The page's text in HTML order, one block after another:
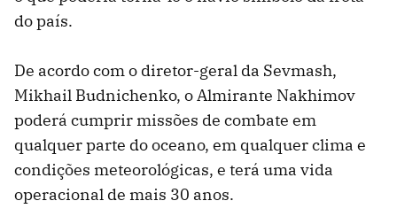
do país.
De acordo com o diretor-geral da Sevmash,
Mikhail Budnichenko, o Almirante Nakhimov
poderá cumprir missões de combate em
qualquer parte do oceano, em qualquer clima e
condições meteorológicas, e terá uma vida
operacional de mais 30 anos.